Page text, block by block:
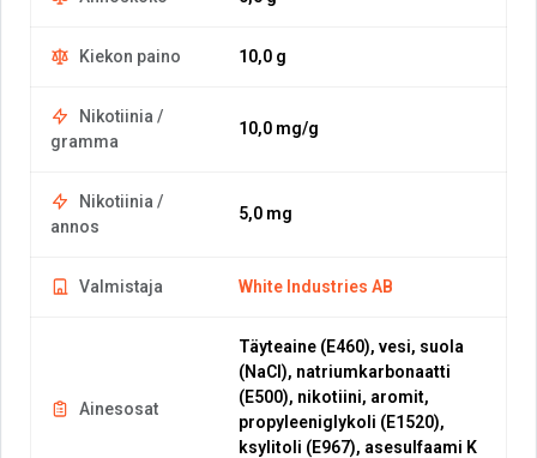
Kiekon paino 10,0 g
Nikotiinia /
gramma
10,0 mg/g
Nikotiinia /
annos
5,0 mg
Valmistaja White Industries AB
Ainesosat
Täyteaine (E460), vesi, suola
(NaCl), natriumkarbonaatti
(E500), nikotiini, aromit,
propyleeniglykoli (E1520),
ksylitoli (E967), asesulfaami K